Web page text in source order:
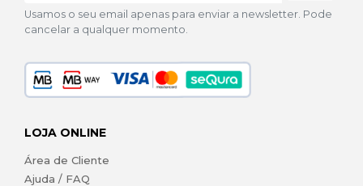
Usamos o seu email apenas para enviar a newsletter. Pode
cancelar a qualquer momento.
LOJA ONLINE
Área de Cliente
Ajuda / FAQ